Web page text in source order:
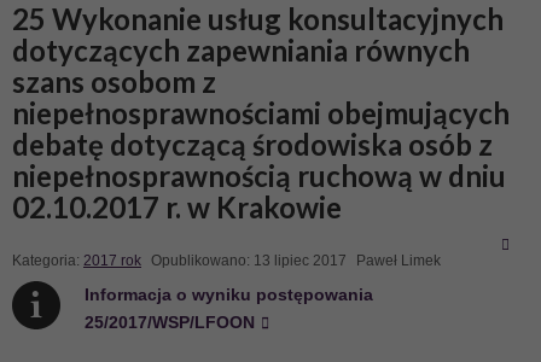
25 Wykonanie usług konsultacyjnych
dotyczących zapewniania równych
szans osobom z
niepełnosprawnościami obejmujących
debatę dotyczącą środowiska osób z
niepełnosprawnością ruchową w dniu
02.10.2017 r. w Krakowie
Kategoria: 2017 rok Opublikowano: 13 lipiec 2017 Paweł Limek
Informacja o wyniku postępowania
25/2017/WSP/LFOON